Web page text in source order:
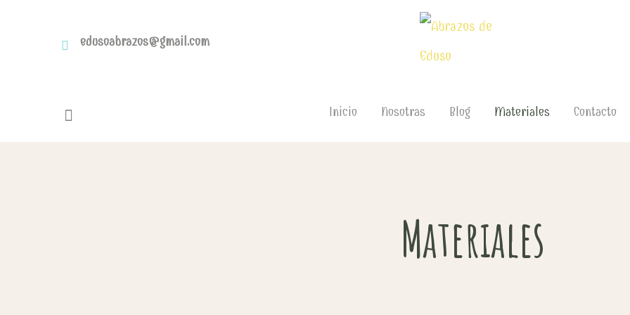
edusoabrazos@gmail.com
Inicio Nosotras Blog Materiales Contacto
Materiales